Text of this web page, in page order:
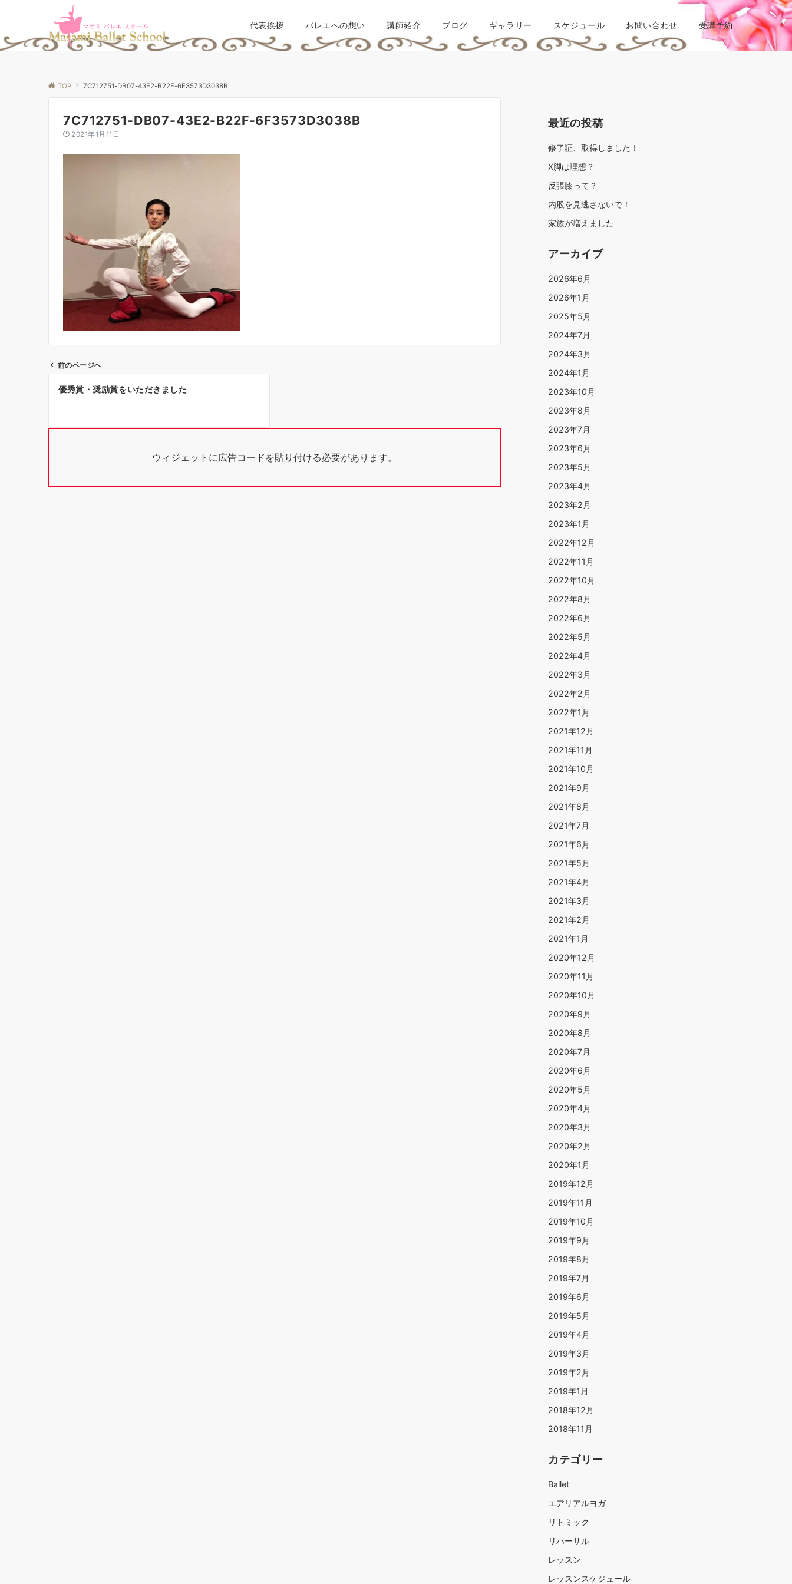
代表挨拶 バレエへの想い 講師紹介 ブログ ギャラリー スケジュール お問い合わせ 受講予約
TOP 7C712751-DB07-43E2-B22F-6F3573D3038B
7C712751-DB07-43E2-B22F-6F3573D3038B
2021年1月11日
投
ー
前のページへ
優秀賞・奨励賞をいただきました
ウィジェットに広告コードを貼り付ける必要があります。
最近の投稿
修了証、取得しました！
X脚は理想？
反張膝って？
内股を見逃さないで！
家族が増えました
アーカイブ
2026年6月
2026年1月
2025年5月
2024年7月
2024年3月
2024年1月
2023年10月
2023年8月
2023年7月
2023年6月
2023年5月
2023年4月
2023年2月
2023年1月
2022年12月
2022年11月
2022年10月
2022年8月
2022年6月
2022年5月
2022年4月
2022年3月
2022年2月
2022年1月
2021年12月
2021年11月
2021年10月
2021年9月
2021年8月
2021年7月
2021年6月
2021年5月
2021年4月
2021年3月
2021年2月
2021年1月
2020年12月
2020年11月
2020年10月
2020年9月
2020年8月
2020年7月
2020年6月
2020年5月
2020年4月
2020年3月
2020年2月
2020年1月
2019年12月
2019年11月
2019年10月
2019年9月
2019年8月
2019年7月
2019年6月
2019年5月
2019年4月
2019年3月
2019年2月
2019年1月
2018年12月
2018年11月
カテゴリー
Ballet
エアリアルヨガ
リトミック
リハーサル
レッスン
レッスンスケジュール